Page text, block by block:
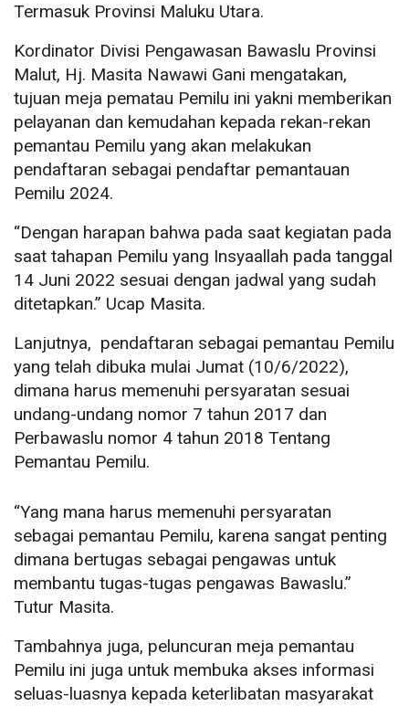
Termasuk Provinsi Maluku Utara.
Kordinator Divisi Pengawasan Bawaslu Provinsi
Malut, Hj. Masita Nawawi Gani mengatakan,
tujuan meja pematau Pemilu ini yakni memberikan
pelayanan dan kemudahan kepada rekan-rekan
pemantau Pemilu yang akan melakukan
pendaftaran sebagai pendaftar pemantauan
Pemilu 2024.
“Dengan harapan bahwa pada saat kegiatan pada
saat tahapan Pemilu yang Insyaallah pada tanggal
14 Juni 2022 sesuai dengan jadwal yang sudah
ditetapkan.” Ucap Masita.
Lanjutnya, pendaftaran sebagai pemantau Pemilu
yang telah dibuka mulai Jumat (10/6/2022),
dimana harus memenuhi persyaratan sesuai
undang-undang nomor 7 tahun 2017 dan
Perbawaslu nomor 4 tahun 2018 Tentang
Pemantau Pemilu.
“Yang mana harus memenuhi persyaratan
sebagai pemantau Pemilu, karena sangat penting
dimana bertugas sebagai pengawas untuk
membantu tugas-tugas pengawas Bawaslu.”
Tutur Masita.
Tambahnya juga, peluncuran meja pemantau
Pemilu ini juga untuk membuka akses informasi
seluas-luasnya kepada keterlibatan masyarakat